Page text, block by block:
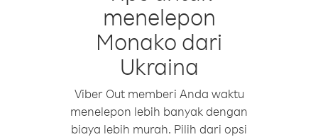
menelepon
Monako dari
Ukraina
Viber Out memberi Anda waktu
menelepon lebih banyak dengan
biaya lebih murah. Pilih dari opsi